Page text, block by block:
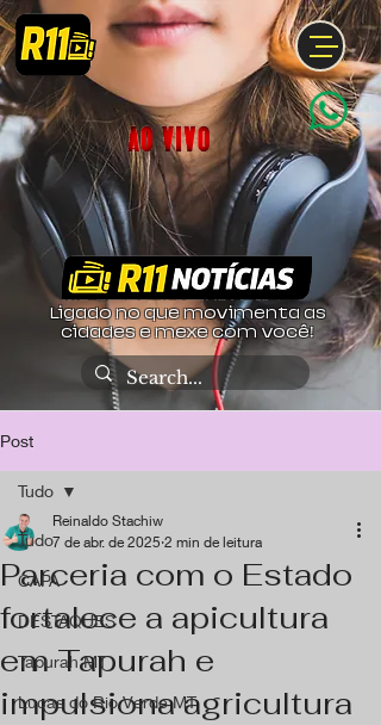
Ligado no que movimenta as
cidades e mexe com você!
Post
Tudo
CAPA
DESTAQUES
Tapurah MT
Lucas do Rio Verde MT
Tudo
Parceria com o Estado
fortalece a apicultura
em Tapurah e
impulsiona agricultura
Reinaldo Stachiw
7 de abr. de 2025 2 min de leitura